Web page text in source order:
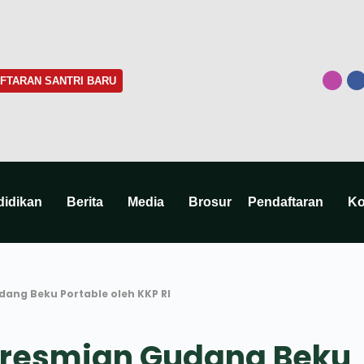
SANTRI BARU
Berita Media Brosur Pendaftaran
Beku Portable oleh KKP RI